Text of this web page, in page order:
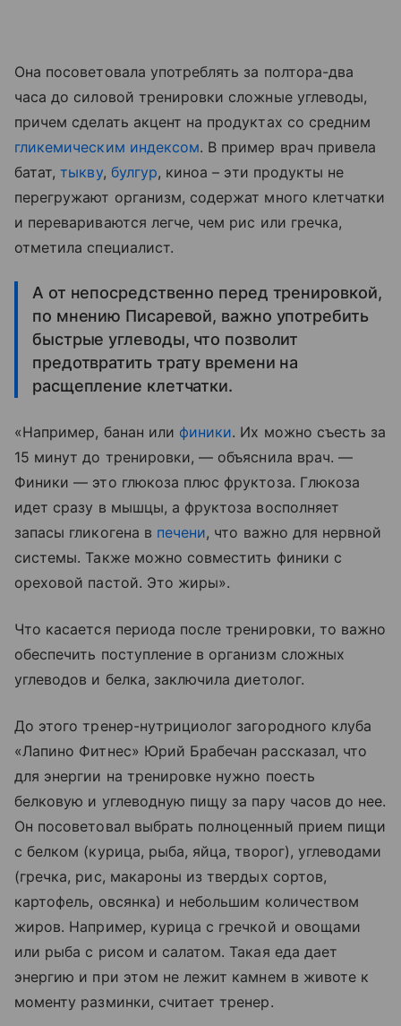
Она посоветовала употреблять за полтора-два
часа до силовой тренировки сложные углеводы,
причем сделать акцент на продуктах со средним
гликемическим индексом. В пример врач привела
батат,тыкву, булгур, киноа – эти продукты не
перегружают организм, содержат много клетчатки
и перевариваются легче, чем рис или гречка,
отметила специалист.
А от непосредственно перед тренировкой,
по мнению Писаревой, важно употребить
быстрые углеводы, что позволит
предотвратить трату времени на
расщепление клетчатки.
«Например, банан или финики. Их можно съесть за
15 минут до тренировки, — объяснила врач. —
Финики — это глюкоза плюс фруктоза. Глюкоза
идет сразу в мышцы, а фруктоза восполняет
запасы гликогена в печени, что важно для нервной
системы. Также можно совместить финики с
ореховой пастой. Это жиры».
Что касается периода после тренировки, то важно
обеспечить поступление в организм сложных
углеводов и белка, заключила диетолог.
До этого тренер-нутрициолог загородного клуба
«Лапино Фитнес» Юрий Брабечан рассказал, что
для энергии на тренировке нужно поесть
белковую и углеводную пищу за пару часов до нее.
Он посоветовал выбрать полноценный прием пищи
с белком (курица, рыба, яйца, творог), углеводами
(гречка, рис, макароны из твердых сортов,
картофель, овсянка) и небольшим количеством
жиров. Например, курица с гречкой и овощами
или рыба с рисом и салатом. Такая еда дает
энергию и при этом не лежит камнем в животе к
моменту разминки, считает тренер.